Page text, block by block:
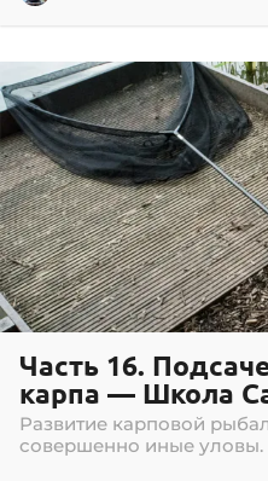
Часть 16.
карпа — Школа
Развитие карповой
совершенно иные уловы.